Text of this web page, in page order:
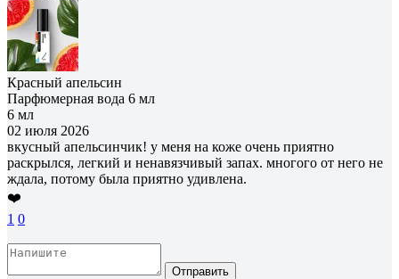
Красный апельсин
Парфюмерная вода 6 мл
6 мл
02 июля 2026
вкусный апельсинчик! у меня на коже очень приятно
раскрылся, легкий и ненавязчивый запах. многого от него не
ждала, потому была приятно удивлена.
❤️
1 0
Отправить